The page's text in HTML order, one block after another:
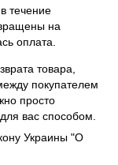
течение
на
оплата.
товара,
покупателем
просто
вас способом.
Украины "О